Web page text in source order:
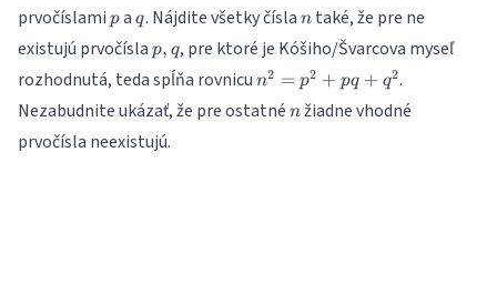
prvočíslami p
pa q
q. Nájdite všetky čísla n
ntaké, že pre ne
existujú prvočísla p,q
p, q, pre ktoré je Kóšiho/Švarcova myseľ
rozhodnutá, teda spĺňa rovnicu n^2=p^2+pq+q^2
n2 = p2 + pq + q2.
Nezabudnite ukázať, že pre ostatné n
nžiadne vhodné
prvočísla neexistujú.